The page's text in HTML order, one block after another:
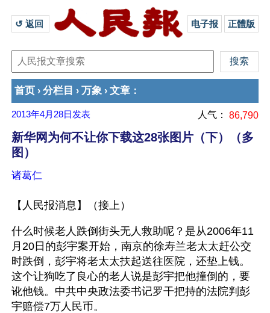
↺ 返回 电子报 正體版
首页 › 分栏目 › 万象 › 文章 ：
2013年4月28日 发表 人气： 86,790
新华网为何不让你下载这28张图片（下）（多
图）
诸葛仁
【人民报消息】（接上）
什么时候老人跌倒街头无人救助呢？是从2006年11
月20日的彭宇案开始，南京的徐寿兰老太太赶公交
时跌倒，彭宇将老太太扶起送往医院，还垫上钱。
这个让狗吃了良心的老人说是彭宇把他撞倒的，要
讹他钱。中共中央政法委书记罗干把持的法院判彭
宇赔偿7万人民币。